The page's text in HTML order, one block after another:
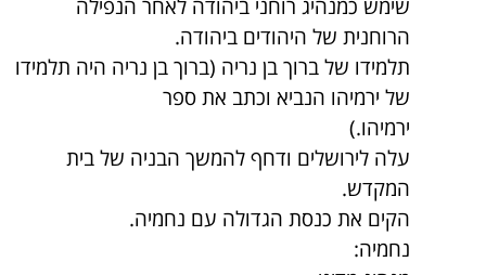
שימש כמנהיג רוחני ביהודה לאחר הנפילה
הרוחנית של היהודים ביהודה.
תלמידו של ברוך בן נריה (ברוך בן נריה היה תלמידו
של ירמיהו הנביא וכתב את ספר
ירמיהו.)
עלה לירושלים ודחף להמשך הבניה של בית
המקדש.
הקים את כנסת הגדולה עם נחמיה.
נחמיה: